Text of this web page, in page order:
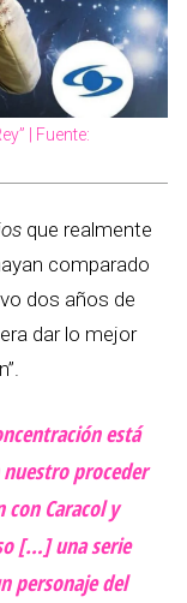
| Fuente:
que realmente
comparado
dos años de
dar lo mejor
está
proceder
Caracol y
[…] una serie
personaje del